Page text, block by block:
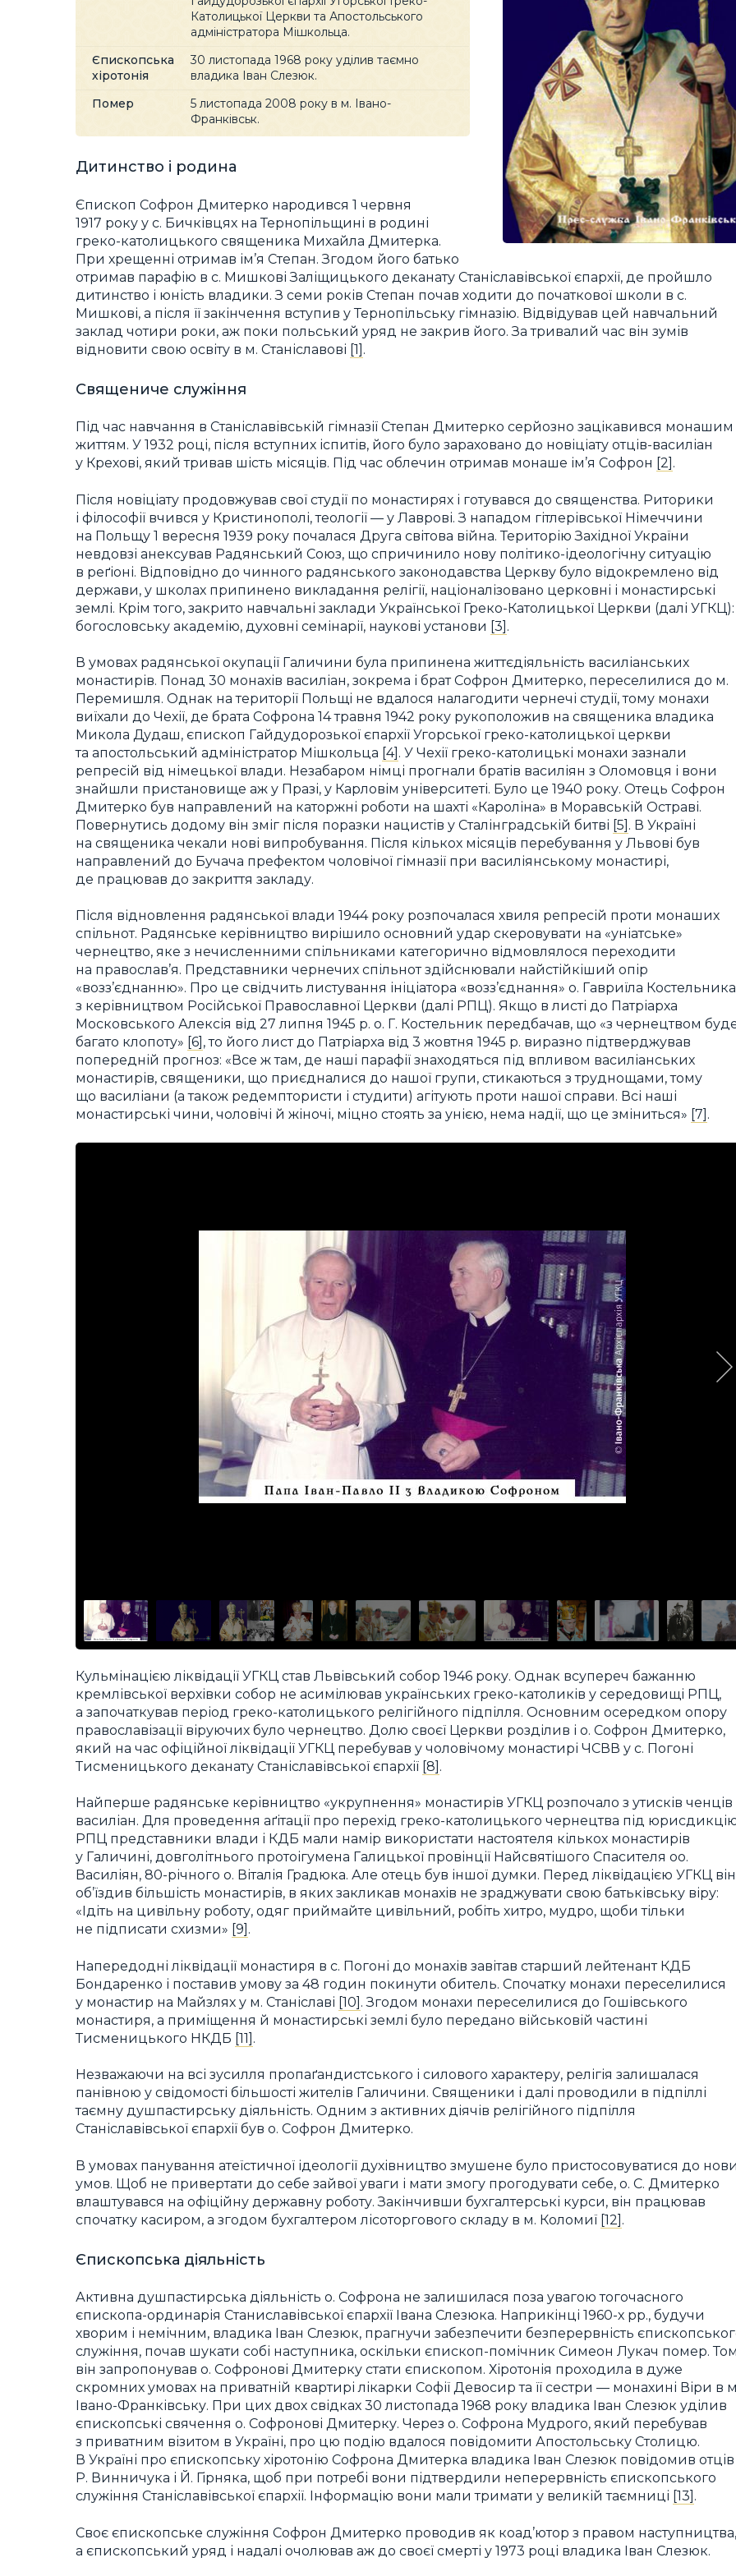
Католицької Церкви та Апостольського
адміністратора Мішкольца.
Єпископська
хіротонія
30 листопада 1968 року уділив таємно
владика Іван Слезюк.
Помер
5 листопада 2008 року в м. Івано-
Франківськ.
Дитинство і родина
Єпископ Софрон Дмитерко народився 1 червня
1917 року у с. Бичківцях на Тернопільщині в родині
греко-католицького священика Михайла Дмитерка.
При хрещенні отримав ім’я Степан. Згодом його батько
отримав парафію в с. Мишкові Заліщицького деканату Станіславівської єпархії, де пройшло
дитинство і юність владики. З семи років Степан почав ходити до початкової школи в с.
Мишкові, а після її закінчення вступив у Тернопільську гімназію. Відвідував цей навчальний
заклад чотири роки, аж поки польський уряд не закрив його. За тривалий час він зумів
відновити свою освіту в м. Станіславові [1] .
Священиче служіння
Під час навчання в Станіславівській гімназії Степан Дмитерко серйозно зацікавився монашим
життям. У 1932 році, після вступних іспитів, його було зараховано до новіціату отців-василіан
у Крехові, який тривав шість місяців. Під час облечин отримав монаше ім’я Софрон [2] .
Після новіціату продовжував свої студії по монастирях і готувався до священства. Риторики
і філософії вчився у Кристинополі, теології — у Лаврові. З нападом гітлерівської Німеччини
на Польщу 1 вересня 1939 року почалася Друга світова війна. Територію Західної України
невдовзі анексував Радянський Союз, що спричинило нову політико-ідеологічну ситуацію
в реґіоні. Відповідно до чинного радянського законодавства Церкву було відокремлено від
держави, у школах припинено викладання релігії, націоналізовано церковні і монастирські
землі. Крім того, закрито навчальні заклади Української Греко-Католицької Церкви (далі УГКЦ):
богословську академію, духовні семінарії, наукові установи [3] .
В умовах радянської окупації Галичини була припинена життєдіяльність василіанських
монастирів. Понад 30 монахів василіан, зокрема і брат Софрон Дмитерко, переселилися до м.
Перемишля. Однак на території Польщі не вдалося налагодити чернечі студії, тому монахи
виїхали до Чехії, де брата Софрона 14 травня 1942 року рукоположив на священика владика
Микола Дудаш, єпископ Гайдудорозької єпархії Угорської греко-католицької церкви
та апостольський адміністратор Мішкольца [4] . У Чехії греко-католицькі монахи зазнали
репресій від німецької влади. Незабаром німці прогнали братів василіян з Оломовця і вони
знайшли пристановище аж у Празі, у Карловім університеті. Було це 1940 року. Отець Софрон
Дмитерко був направлений на каторжні роботи на шахті «Кароліна» в Моравській Остраві.
Повернутись додому він зміг після поразки нацистів у Сталінградській битві [5] . В Україні
на священика чекали нові випробування. Після кількох місяців перебування у Львові був
направлений до Бучача префектом чоловічої гімназії при василіянському монастирі,
де працював до закриття закладу.
Після відновлення радянської влади 1944 року розпочалася хвиля репресій проти монаших
спільнот. Радянське керівництво вирішило основний удар скеровувати на «уніатське»
чернецтво, яке з нечисленними спільниками категорично відмовлялося переходити
на православ’я. Представники чернечих спільнот здійснювали найстійкіший опір
«возз’єднанню». Про це свідчить листування ініціатора «возз’єднання» о. Гавриїла Костельника
з керівництвом Російської Православної Церкви (далі РПЦ). Якщо в листі до Патріарха
Московського Алексія від 27 липня 1945 р. о. Г. Костельник передбачав, що «з чернецтвом
багато клопоту» [6] , то його лист до Патріарха від 3 жовтня 1945 р. виразно підтверджував
попередній прогноз: «Все ж там, де наші парафії знаходяться під впливом василіанських
монастирів, священики, що приєдналися до нашої групи, стикаються з труднощами, тому
що василіани (а також редемптористи і студити) агітують проти нашої справи. Всі наші
монастирські чини, чоловічі й жіночі, міцно стоять за унією, нема надії, що це зміниться» [7] .
Кульмінацією ліквідації УГКЦ став Львівський собор 1946 року. Однак всупереч бажанню
кремлівської верхівки собор не асимілював українських греко-католиків у середовищі РПЦ,
а започаткував період греко-католицького релігійного підпілля. Основним осередком опору
православізації віруючих було чернецтво. Долю своєї Церкви розділив і о. Софрон Дмитерко,
який на час офіційної ліквідації УГКЦ перебував у чоловічому монастирі ЧСВВ у с. Погоні
Тисменицького деканату Станіславівської єпархії [8] .
Найперше радянське керівництво «укрупнення» монастирів УГКЦ розпочало з утисків ченців
василіан. Для проведення аґітації про перехід греко-католицького чернецтва під
РПЦ представники влади і КДБ мали намір використати настоятеля кількох монастирів
у Галичині, довголітнього протоігумена Галицької провінції Найсвятішого Спасителя оо.
Василіян, 80-річного о. Віталія Градюка. Але отець був іншої думки. Перед ліквідацією УГКЦ він
об’їздив більшість монастирів, в яких закликав монахів не зраджувати свою батьківську віру:
«Ідіть на цивільну роботу, одяг приймайте цивільний, робіть хитро, мудро, щоби тільки
не підписати схизми» [9] .
Напередодні ліквідації монастиря в с. Погоні до монахів завітав старший лейтенант КДБ
Бондаренко і поставив умову за 48 годин покинути обитель. Спочатку монахи переселилися
у монастир на Майзлях у м. Станіславі [10] . Згодом монахи переселилися до Гошівського
монастиря, а приміщення й монастирські землі було передано військовій частині
Тисменицького НКДБ [11] .
Незважаючи на всі зусилля пропаґандистського і силового характеру, релігія залишалася
панівною у свідомості більшості жителів Галичини. Священики і далі проводили в підпіллі
таємну душпастирську діяльність. Одним з активних діячів релігійного підпілля
Станіславівської єпархії був о. Софрон Дмитерко.
В умовах панування атеїстичної ідеології духівництво змушене було пристосовуватися до
умов. Щоб не привертати до себе зайвої уваги і мати змогу прогодувати себе, о. С. Дмитерко
влаштувався на офіційну державну роботу. Закінчивши бухгалтерські курси, він працював
спочатку касиром, а згодом бухгалтером лісоторгового складу в м. Коломиї [12] .
Єпископська діяльність
Активна душпастирська діяльність о. Софрона не залишилася поза увагою тогочасного
єпископа-ординарія Станиславівської єпархії Івана Слезюка. Наприкінці 1960-х рр., будучи
хворим і немічним, владика Іван Слезюк, прагнучи забезпечити безперервність
служіння, почав шукати собі наступника, оскільки єпископ-помічник Симеон Лукач помер.
він запропонував о. Софронові Дмитерку стати єпископом. Хіротонія проходила в дуже
скромних умовах на приватній квартирі лікарки Софії Девосир та її сестри — монахині Віри в
Івано-Франківську. При цих двох свідках 30 листопада 1968 року владика Іван Слезюк уділив
єпископські свячення о. Софронові Дмитерку. Через о. Софрона Мудрого, який перебував
з приватним візитом в Україні, про цю подію вдалося повідомити Апостольську Столицю.
В Україні про єпископську хіротонію Софрона Дмитерка владика Іван Слезюк повідомив отців
Р. Винничука і Й. Гірняка, щоб при потребі вони підтвердили неперервність єпископського
служіння Станіславівської єпархії. Інформацію вони мали тримати у великій таємниці [13] .
Своє єпископське служіння Софрон Дмитерко проводив як коад’ютор з правом наступництва,
а єпископський уряд і надалі очолював аж до своєї смерті у 1973 році владика Іван Слезюк.